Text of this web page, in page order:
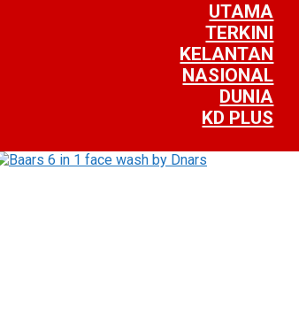
UTAMA
TERKINI
KELANTAN
NASIONAL
DUNIA
KD PLUS